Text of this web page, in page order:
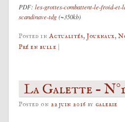
PDF: les-grottes-combattent-le-froid-
scandinave-tdg(~350kb)
Posted inActualités, Journaux,
Pré en bulle |
La Galette – N°1
Posted on 22 juin 2016 by galerie